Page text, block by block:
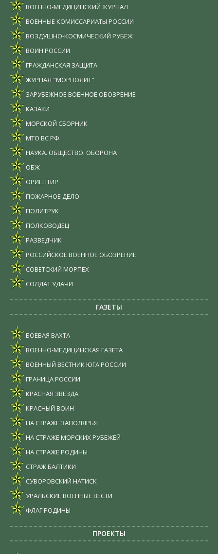
ВОЕННО-МЕДИЦИНСКИЙ ЖУРНАЛ
ВОЕННЫЕ КОМИССАРИАТЫ РОССИИ
ВОЗДУШНО-КОСМИЧЕСКИЙ РУБЕЖ
ВОИН РОССИИ
ГРАЖДАНСКАЯ ЗАЩИТА
ЖУРНАЛ "МОРПОЛИТ"
ЗАРУБЕЖНОЕ ВОЕННОЕ ОБОЗРЕНИЕ
КАЗАКИ
МОРСКОЙ СБОРНИК
МТО ВС РФ
НАУКА. ОБЩЕСТВО. ОБОРОНА
ОБЖ
ОРИЕНТИР
ПОЖАРНОЕ ДЕЛО
ПОЛИТРУК
ПОЛКОВОДЕЦ
РАЗВЕДЧИК
РОССИЙСКОЕ ВОЕННОЕ ОБОЗРЕНИЕ
СОВЕТСКИЙ МОРПЕХ
СОЛДАТ УДАЧИ
ГАЗЕТЫ
БОЕВАЯ ВАХТА
ВОЕННО-МЕДИЦИНСКАЯ ГАЗЕТА
ВОЕННЫЙ ВЕСТНИК ЮГА РОССИИ
ГРАНИЦА РОССИИ
КРАСНАЯ ЗВЕЗДА
КРАСНЫЙ ВОИН
НА СТРАЖЕ ЗАПОЛЯРЬЯ
НА СТРАЖЕ МОРСКИХ РУБЕЖЕЙ
НА СТРАЖЕ РОДИНЫ
СТРАЖ БАЛТИКИ
СУВОРОВСКИЙ НАТИСК
УРАЛЬСКИЕ ВОЕННЫЕ ВЕСТИ
ФЛАГ РОДИНЫ
ПРОЕКТЫ